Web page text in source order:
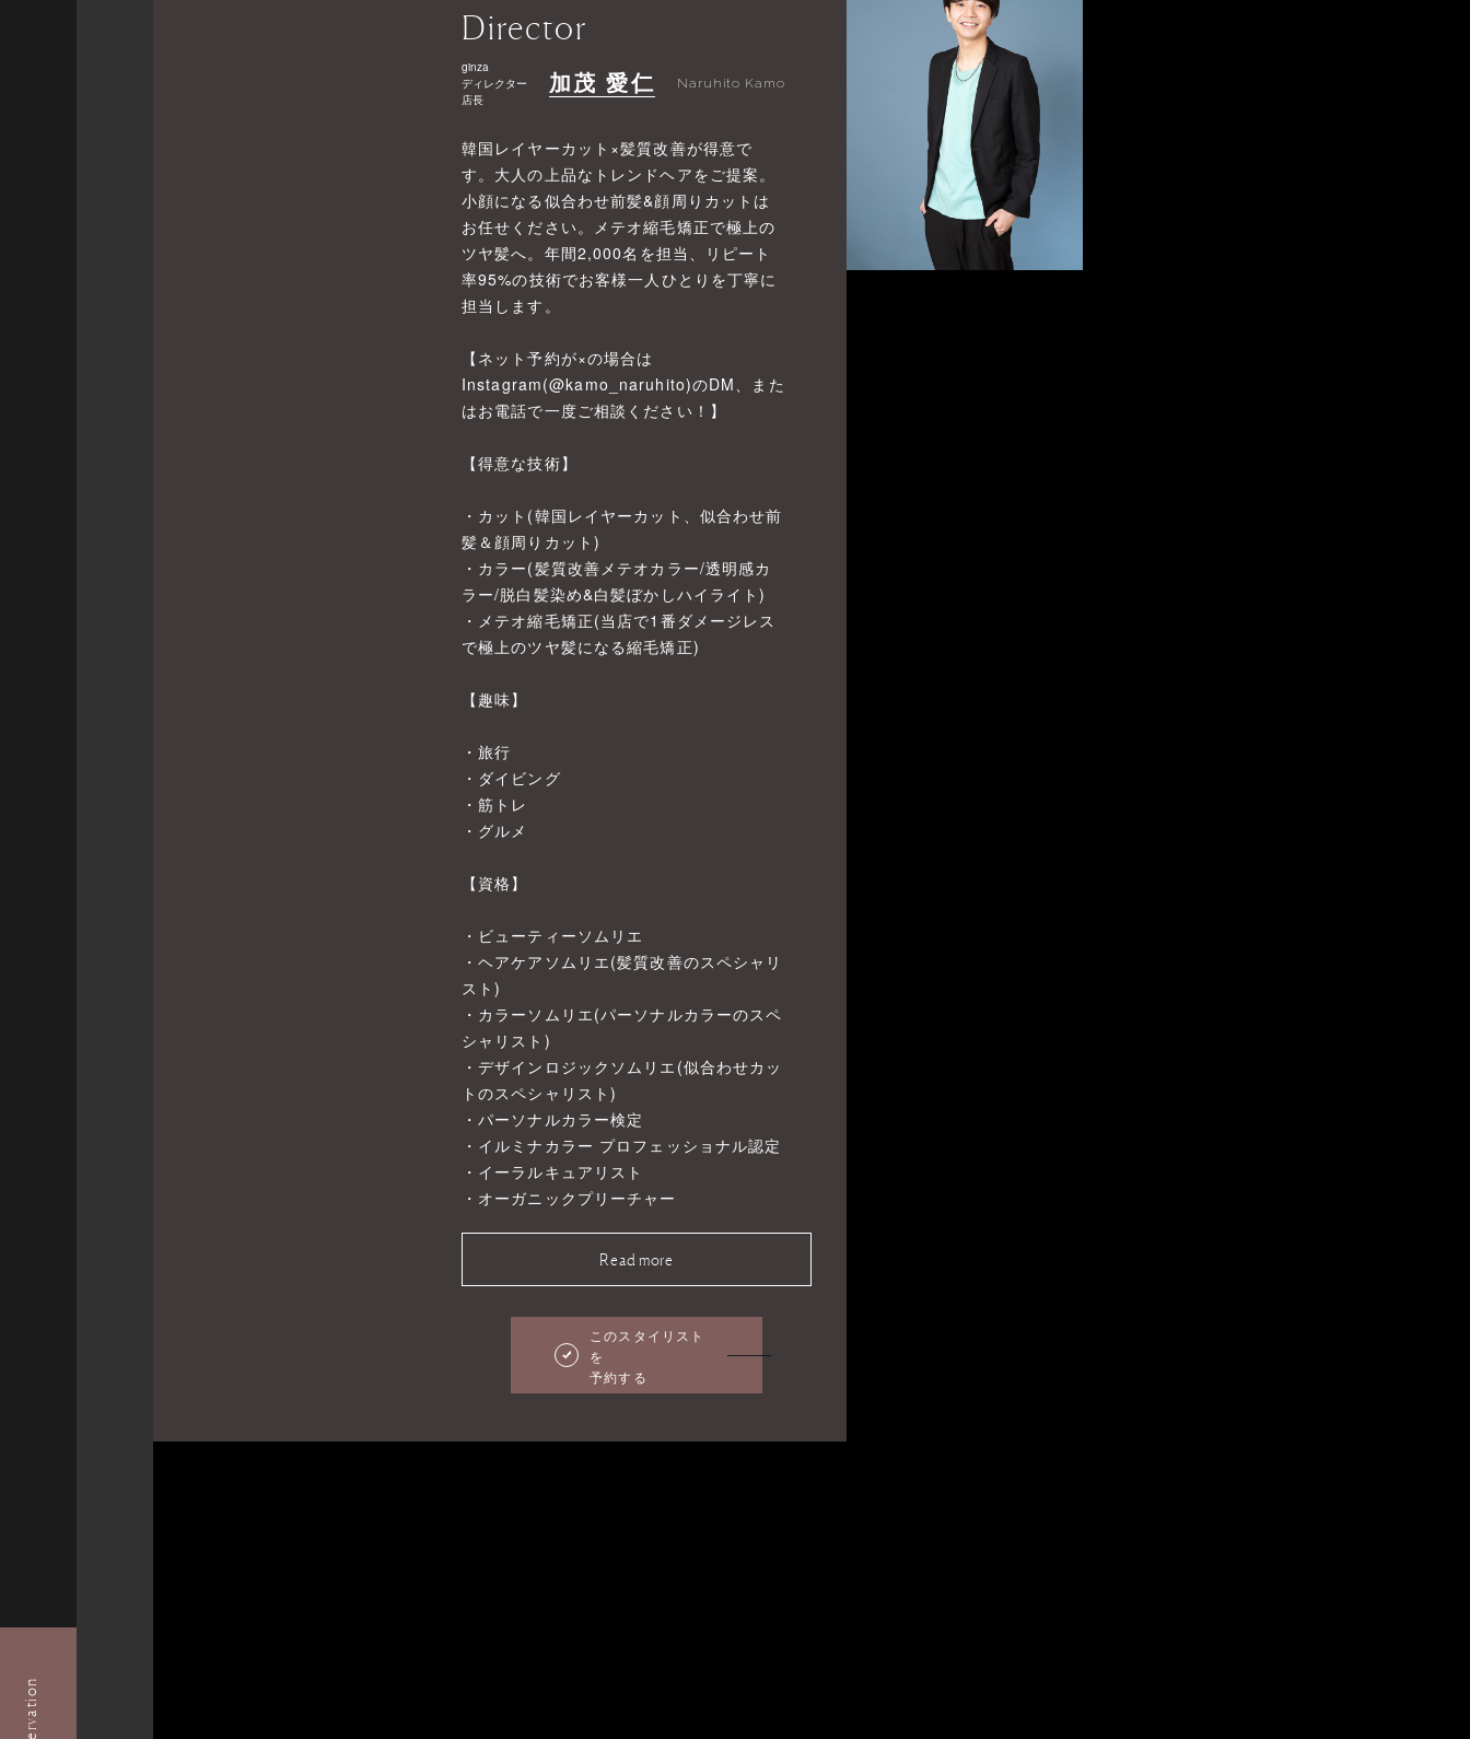
Director
ginza
ディレクター
店長
加茂 愛仁 Naruhito Kamo
韓国レイヤーカット×髪質改善が得意で
す。大人の上品なトレンドヘアをご提案。
小顔になる似合わせ前髪&顔周りカットは
お任せください。メテオ縮毛矯正で極上の
ツヤ髪へ。年間2,000名を担当、リピート
率95%の技術でお客様一人ひとりを丁寧に
担当します。
【ネット予約が×の場合は
Instagram(@kamo_naruhito)のDM、また
はお電話で一度ご相談ください！】
【得意な技術】
・カット(韓国レイヤーカット、似合わせ前
髪＆顔周りカット)
・カラー(髪質改善メテオカラー/透明感カ
ラー/脱白髪染め&白髪ぼかしハイライト)
・メテオ縮毛矯正(当店で1番ダメージレス
で極上のツヤ髪になる縮毛矯正)
【趣味】
・旅行
・ダイビング
・筋トレ
・グルメ
【資格】
・ビューティーソムリエ
・ヘアケアソムリエ(髪質改善のスペシャリ
スト)
・カラーソムリエ(パーソナルカラーのスペ
シャリスト)
・デザインロジックソムリエ(似合わせカッ
トのスペシャリスト)
・パーソナルカラー検定
・イルミナカラー プロフェッショナル認定
・イーラルキュアリスト
・オーガニックプリーチャー
Read more
このスタイリスト
を
予約する